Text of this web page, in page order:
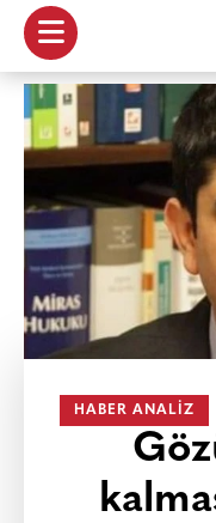
HABER ANALIZ